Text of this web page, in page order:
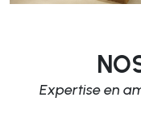
Expertise en